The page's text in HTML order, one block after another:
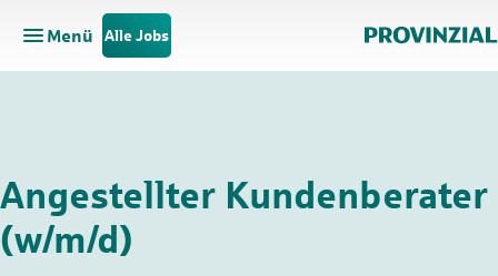
Zum Hauptinhalt springen
Zur Navigation springen
Menü
Hauptnavigation öffnen
Alle Jobs
Angestellter Kundenberater
(w/m/d)